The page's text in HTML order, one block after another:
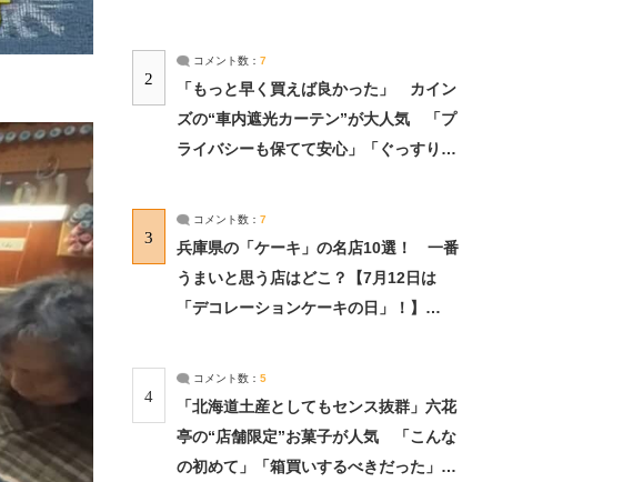
2
コメント数： 7
「もっと早く買えば良かった」 カイン
ズの“車内遮光カーテン”が大人気 「プ
ライバシーも保てて安心」「ぐっすり眠
3
コメント数： 7
兵庫県の「ケーキ」の名店10選！ 一番
うまいと思う店はどこ？【7月12日は
「デコレーションケーキの日」！】
4
コメント数： 5
「北海道土産としてもセンス抜群」六花
亭の“店舗限定”お菓子が人気 「こんな
の初めて」「箱買いするべきだった」